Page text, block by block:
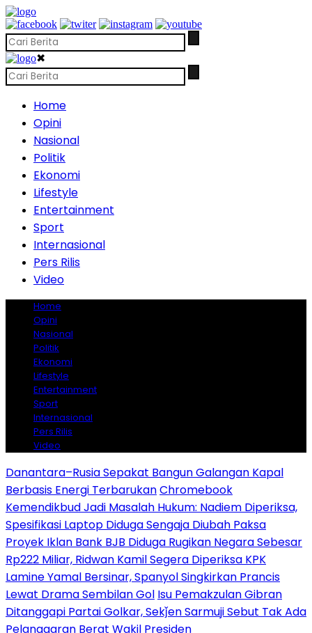
✖
Home
Opini
Nasional
Politik
Ekonomi
Lifestyle
Entertainment
Sport
Internasional
Pers Rilis
Video
Home
Opini
Nasional
Politik
Ekonomi
Lifestyle
Entertainment
Sport
Internasional
Pers Rilis
Video
Danantara–Rusia Sepakat Bangun Galangan Kapal
Berbasis Energi TerbarukanChromebook
Kemendikbud Jadi Masalah Hukum: Nadiem Diperiksa,
Spesifikasi Laptop Diduga Sengaja Diubah Paksa
Proyek Iklan Bank BJB Diduga Rugikan Negara Sebesar
Rp222 Miliar, Ridwan Kamil Segera Diperiksa KPK
Lamine Yamal Bersinar, Spanyol Singkirkan Prancis
Lewat Drama Sembilan Gol Isu Pemakzulan Gibran
Ditanggapi Partai Golkar, Sekǰen Sarmuji Sebut Tak Ada
Pelanggaran Berat Wakil Presiden